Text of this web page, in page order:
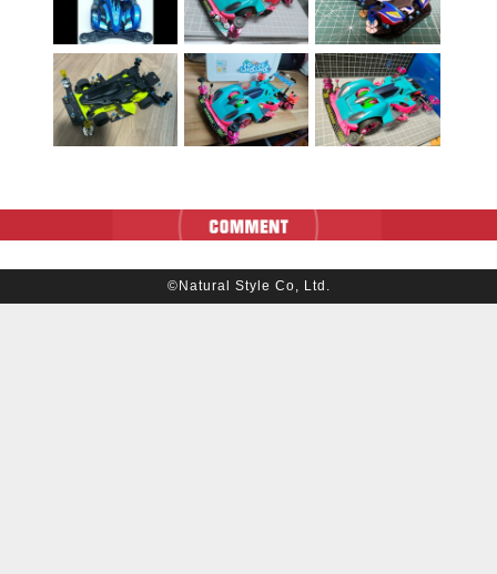
©Natural Style Co, Ltd.